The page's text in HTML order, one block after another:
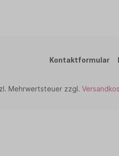
Kontaktformular
Mehrwertsteuer zzgl.